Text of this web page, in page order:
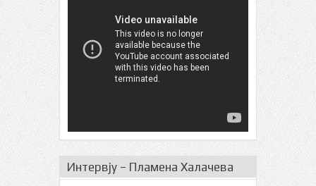
Интервју – Пламена Халачева